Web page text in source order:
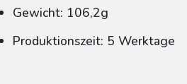
Gewicht: 106,2g
Produktionszeit: 5 Werktage